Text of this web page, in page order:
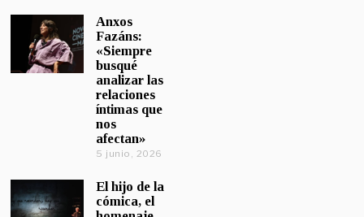
Anxos
Fazáns:
«Siempre
busqué
analizar las
relaciones
íntimas que
nos
afectan»
5 junio, 2026
El hijo de la
cómica, el